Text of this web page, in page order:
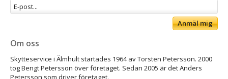
Anmäl mig
Om oss
Skytteservice i Älmhult startades 1964 av Torsten Petersson. 2000
tog Bengt Petersson över företaget. Sedan 2005 är det Anders
Petersson som driver företaget.